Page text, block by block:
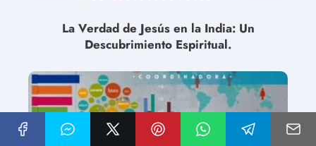
La Verdad de Jesús en la India: Un
Descubrimiento Espiritual.